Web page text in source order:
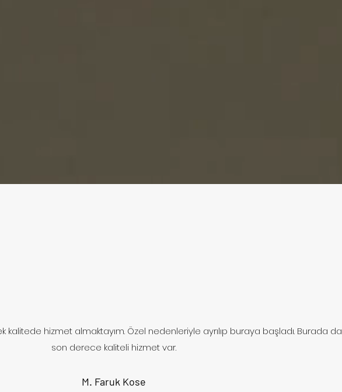
kalitede hizmet almaktayım. Özel nedenleriyle ayrılıp buraya başladı. Burada da
son derece kaliteli hizmet var.
M. Faruk Kose